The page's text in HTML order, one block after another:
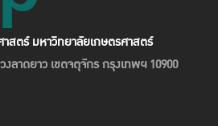
สตร์ มหาวิทยาลัยเกษตรศาสตร์
ลาดยาว เขตจตุจักร กรุงเทพฯ 10900